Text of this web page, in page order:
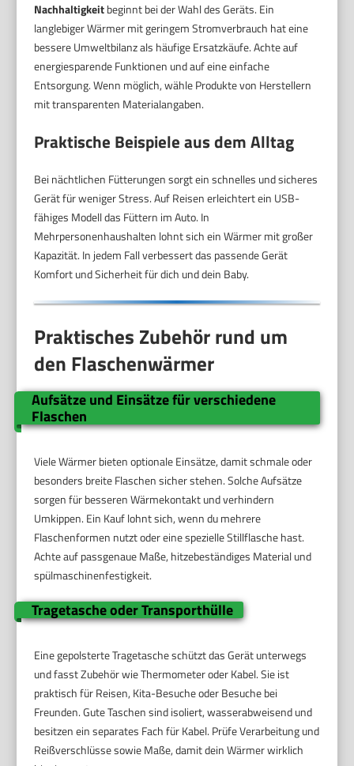
Nachhaltigkeitbeginnt bei der Wahl des Geräts. Ein
langlebiger Wärmer mit geringem Stromverbrauch hat eine
bessere Umweltbilanz als häufige Ersatzkäufe. Achte auf
energiesparende Funktionen und auf eine einfache
Entsorgung. Wenn möglich, wähle Produkte von Herstellern
mit transparenten Materialangaben.
Praktische Beispiele aus dem Alltag
Bei nächtlichen Fütterungen sorgt ein schnelles und sicheres
Gerät für weniger Stress. Auf Reisen erleichtert ein USB-
fähiges Modell das Füttern im Auto. In
Mehrpersonenhaushalten lohnt sich ein Wärmer mit großer
Kapazität. In jedem Fall verbessert das passende Gerät
Komfort und Sicherheit für dich und dein Baby.
Praktisches Zubehör rund um
den Flaschenwärmer
Aufsätze und Einsätze für verschiedene
Flaschen
Viele Wärmer bieten optionale Einsätze, damit schmale oder
besonders breite Flaschen sicher stehen. Solche Aufsätze
sorgen für besseren Wärmekontakt und verhindern
Umkippen. Ein Kauf lohnt sich, wenn du mehrere
Flaschenformen nutzt oder eine spezielle Stillflasche hast.
Achte auf passgenaue Maße, hitzebeständiges Material und
spülmaschinenfestigkeit.
Tragetasche oder Transporthülle
Eine gepolsterte Tragetasche schützt das Gerät unterwegs
und fasst Zubehör wie Thermometer oder Kabel. Sie ist
praktisch für Reisen, Kita-Besuche oder Besuche bei
Freunden. Gute Taschen sind isoliert, wasserabweisend und
besitzen ein separates Fach für Kabel. Prüfe Verarbeitung und
Reißverschlüsse sowie Maße, damit dein Wärmer wirklich